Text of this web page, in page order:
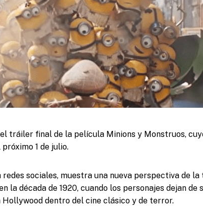
tráiler final de la película Minions y Monstruos,
1 de julio.
redes sociales, muestra una nueva perspectiva de
la década de 1920, cuando los personajes dejan de
dentro del cine clásico y de terror.